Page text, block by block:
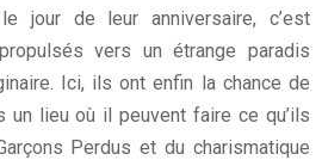
jour de leur anniversaire, c’est
vers un étrange paradis
Ici, ils ont enfin la chance de
un lieu où il peuvent faire ce qu’ils
Perdus et du charismatique